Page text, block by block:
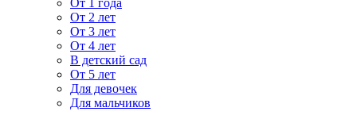
От 1 года
От 2 лет
От 3 лет
От 4 лет
В детский сад
От 5 лет
Для девочек
Для мальчиков